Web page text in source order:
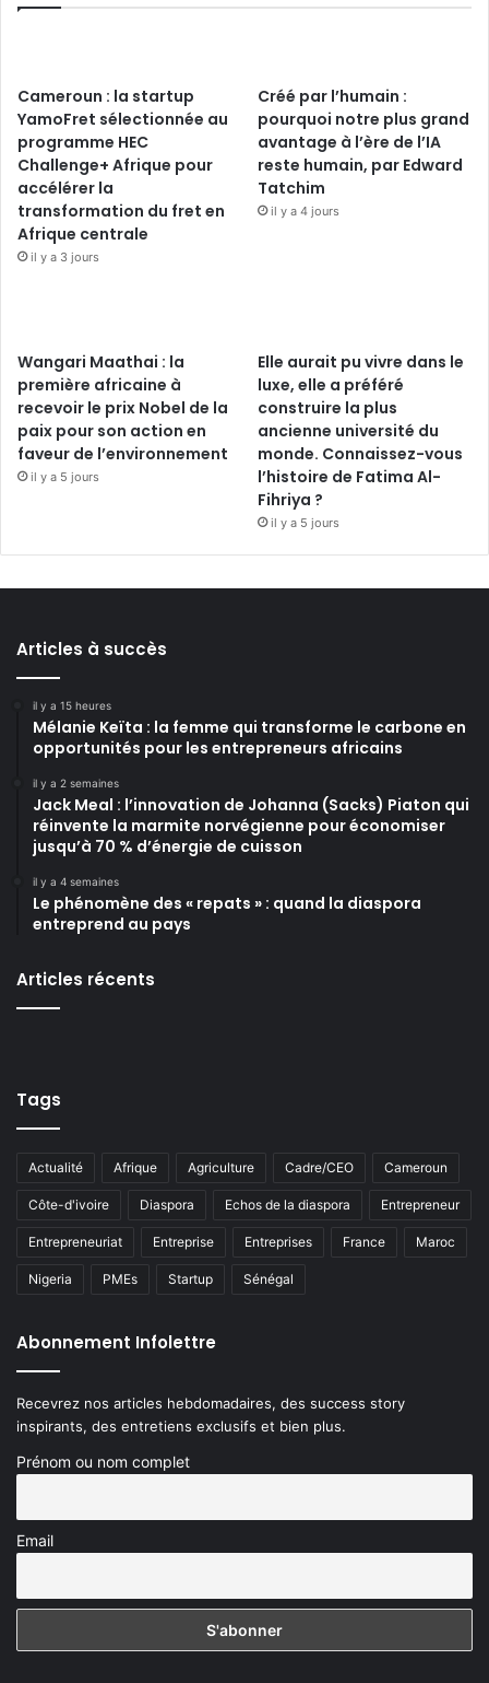
Cameroun : la startup
YamoFret sélectionnée au
programme HEC
Challenge+ Afrique pour
accélérer la
transformation du fret en
Afrique centrale
il y a 3 jours
Créé par l’humain :
pourquoi notre plus grand
avantage à l’ère de l’IA
reste humain, par Edward
Tatchim
il y a 4 jours
Wangari Maathai : la
première africaine à
recevoir le prix Nobel de la
paix pour son action en
faveur de l’environnement
il y a 5 jours
Elle aurait pu vivre dans le
luxe, elle a préféré
construire la plus
ancienne université du
monde. Connaissez-vous
l’histoire de Fatima Al-
Fihriya ?
il y a 5 jours
Articles à succès
il y a 15 heures
Mélanie Keïta : la femme qui transforme le carbone en
opportunités pour les entrepreneurs africains
il y a 2 semaines
Jack Meal : l’innovation de Johanna (Sacks) Piaton qui
réinvente la marmite norvégienne pour économiser
jusqu’à 70 % d’énergie de cuisson
il y a 4 semaines
Le phénomène des « repats » : quand la diaspora
entreprend au pays
Articles récents
Tags
Actualité Afrique Agriculture Cadre/CEO Cameroun
Côte-d'ivoire Diaspora Echos de la diaspora Entrepreneur
Entrepreneuriat Entreprise Entreprises France Maroc
Nigeria PMEs Startup Sénégal
Abonnement Infolettre
Recevrez nos articles hebdomadaires, des success story
inspirants, des entretiens exclusifs et bien plus.
Prénom ou nom complet
Email